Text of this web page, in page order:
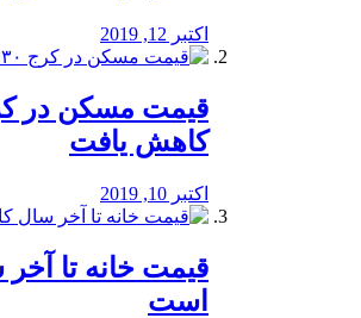
اکتبر 12, 2019
کاهش یافت
اکتبر 10, 2019
قیمت خانه تا
است